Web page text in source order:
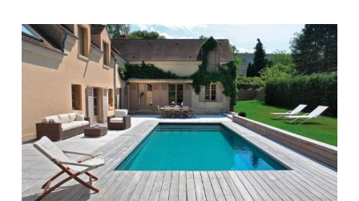
Installation
membrane
piscine
béton